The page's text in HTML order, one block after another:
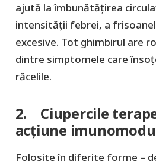
ajută la îmbunătățirea
intensității febrei, a
excesive. Tot ghimbirul are
dintre simptomele care
răcelile.
2. Ciupercile
acțiune
Folosite în diferite forme –